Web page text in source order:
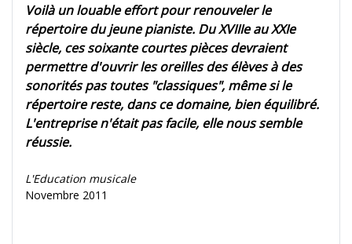
Voilà un louable effort pour renouveler le
répertoire du jeune pianiste. Du XVIIIe au XXIe
siècle, ces soixante courtes pièces devraient
permettre d'ouvrir les oreilles des élèves à des
sonorités pas toutes "classiques", même si le
répertoire reste, dans ce domaine, bien équilibré.
L'entreprise n'était pas facile, elle nous semble
réussie.
L'Education musicale
Novembre 2011